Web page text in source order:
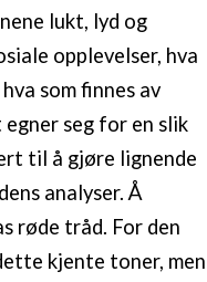
lukt, lyd og
opplevelser, hva
som finnes av
seg for en slik
til å gjøre lignende
analyser. Å
røde tråd. For den
kjente toner, men